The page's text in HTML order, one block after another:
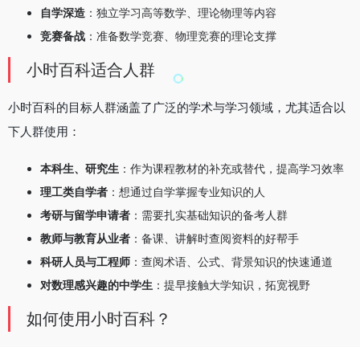
自学深造 ：独立学习高等数学、理论物理等内容
竞赛备战 ：准备数学竞赛、物理竞赛的理论支撑
小时百科适合人群
小时百科的目标人群涵盖了广泛的学术与学习领域，尤其适合以
下人群使用：
本科生、研究生 ：作为课程教材的补充或替代，提高学习效率
理工类自学者 ：想通过自学掌握专业知识的人
考研与留学申请者 ：需要扎实基础知识的备考人群
教师与教育从业者 ：备课、讲解时查阅资料的好帮手
科研人员与工程师 ：查阅术语、公式、背景知识的快速通道
对数理感兴趣的中学生 ：提早接触大学知识，拓宽视野
如何使用小时百科？